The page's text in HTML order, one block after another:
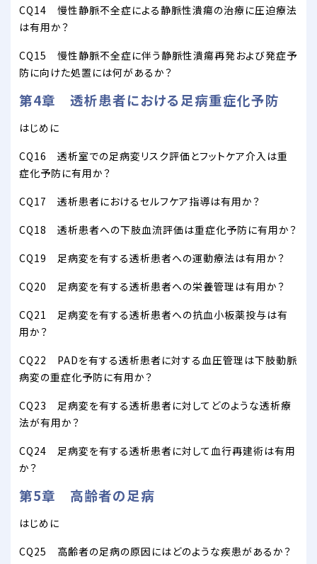
CQ14 慢性静脈不全症による静脈性潰瘍の治療に圧迫療法
は有用か？
CQ15 慢性静脈不全症に伴う静脈性潰瘍再発および発症予
防に向けた処置には何があるか？
第4章 透析患者における足病重症化予防
はじめに
CQ16 透析室での足病変リスク評価とフットケア介入は重
症化予防に有用か？
CQ17 透析患者におけるセルフケア指導は有用か？
CQ18 透析患者への下肢血流評価は重症化予防に有用か？
CQ19 足病変を有する透析患者への運動療法は有用か？
CQ20 足病変を有する透析患者への栄養管理は有用か？
CQ21 足病変を有する透析患者への抗血小板薬投与は有
用か？
CQ22 PADを有する透析患者に対する血圧管理は下肢動脈
病変の重症化予防に有用か？
CQ23 足病変を有する透析患者に対してどのような透析療
法が有用か？
CQ24 足病変を有する透析患者に対して血行再建術は有用
か？
第5章 高齢者の足病
はじめに
CQ25 高齢者の足病の原因にはどのような疾患があるか？